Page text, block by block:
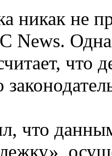
никак не
News.
что
что